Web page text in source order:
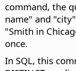
command, the
name" and
"Smith in
once.
In SQL, this